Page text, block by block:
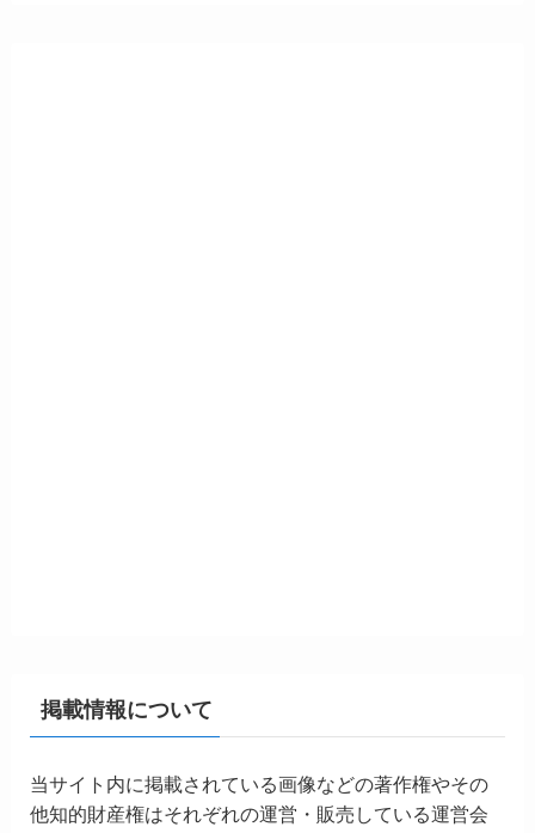
掲載情報について
当サイト内に掲載されている画像などの著作権やその
他知的財産権はそれぞれの運営・販売している運営会